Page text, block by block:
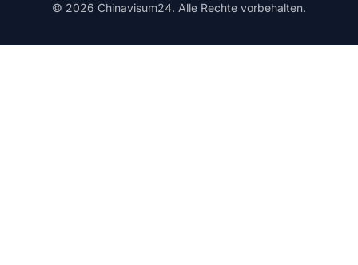
© 2026 Chinavisum24. Alle Rechte vorbehalten.